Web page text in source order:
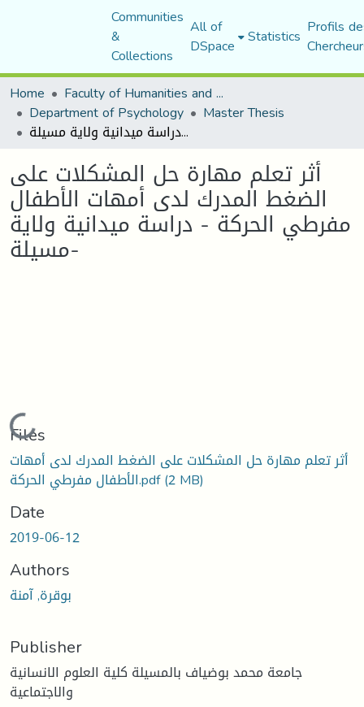
Communities
&
Collections
All of
DSpace Statistics Profils
Home
Faculty of Humanities and Social Sciences
Department of Psychology Master Thesis
أثر تعلم مهارة حل المشكلات على الضغط المدرك لدى أمهات الأطفال مفرطي الحركة - دراسة ميدانية ولاية مسيلة-
أثر تعلم مهارة حل المشكلات على
الضغط المدرك لدى أمهات الأطفال
مفرطي الحركة - دراسة ميدانية ولاية
مسيلة-
Loading...
Files
أثر تعلم مهارة حل المشكلات على الضغط المدرك لدى أمهات
الأطفال مفرطي الحركة.pdf(2 MB)
Date
2019-06-12
Authors
بوقرة, آمنة
Publisher
جامعة محمد بوضياف بالمسيلة كلية العلوم الانسانية
والاجتماعية